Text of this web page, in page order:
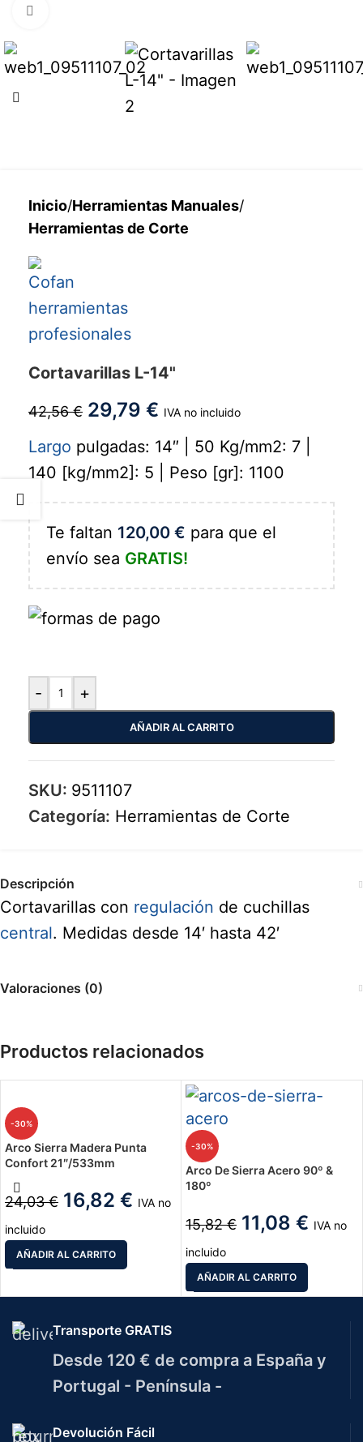
Inicio/Herramientas Manuales/
Herramientas de Corte
Cortavarillas L-14"
42,56€ 29,79 € IVA no incluido
Largo pulgadas: 14″ | 50 Kg/mm2: 7 |
140 [kg/mm2]: 5 | Peso [gr]: 1100
Te faltan 120,00 € para que el
envío sea GRATIS!
- +
AÑADIR AL CARRITO
SKU: 9511107
Categoría: Herramientas de Corte
Descripción
Cortavarillas con regulación de cuchillas
central. Medidas desde 14′ hasta 42′
Valoraciones (0)
Productos relacionados
-30%
Arco Sierra Madera Punta
Confort 21″/533mm
24,03€ 16,82 € IVA no
incluido
AÑADIR AL CARRITO
-30%
Arco De Sierra Acero 90º &
180º
15,82€ 11,08 € IVA no
incluido
AÑADIR AL CARRITO
Transporte GRATIS
Desde 120 € de compra a España y
Portugal - Península -
Devolución Fácil